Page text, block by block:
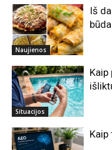
Naujienos
Iš
Situacijos
Kaip